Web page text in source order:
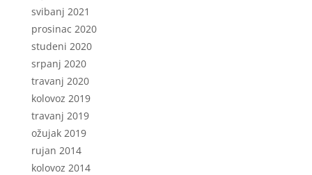
svibanj 2021
prosinac 2020
studeni 2020
srpanj 2020
travanj 2020
kolovoz 2019
travanj 2019
ožujak 2019
rujan 2014
kolovoz 2014